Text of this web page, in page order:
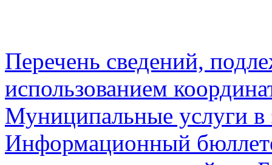
Перечень сведений,
использованием
Муниципальные услуги в
Информационный